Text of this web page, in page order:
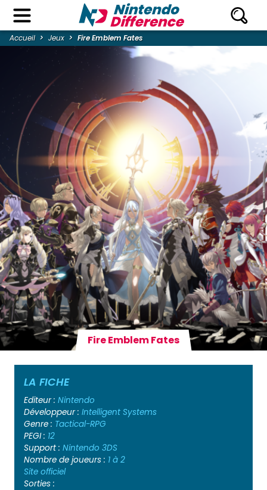
Accueil Jeux Fire Emblem Fates
Fire Emblem Fates
LA FICHE
Editeur : Nintendo
Développeur : Intelligent Systems
Genre : Tactical-RPG
PEGI : 12
Support : Nintendo 3DS
Nombre de joueurs : 1 à 2
Site officiel
Sorties :